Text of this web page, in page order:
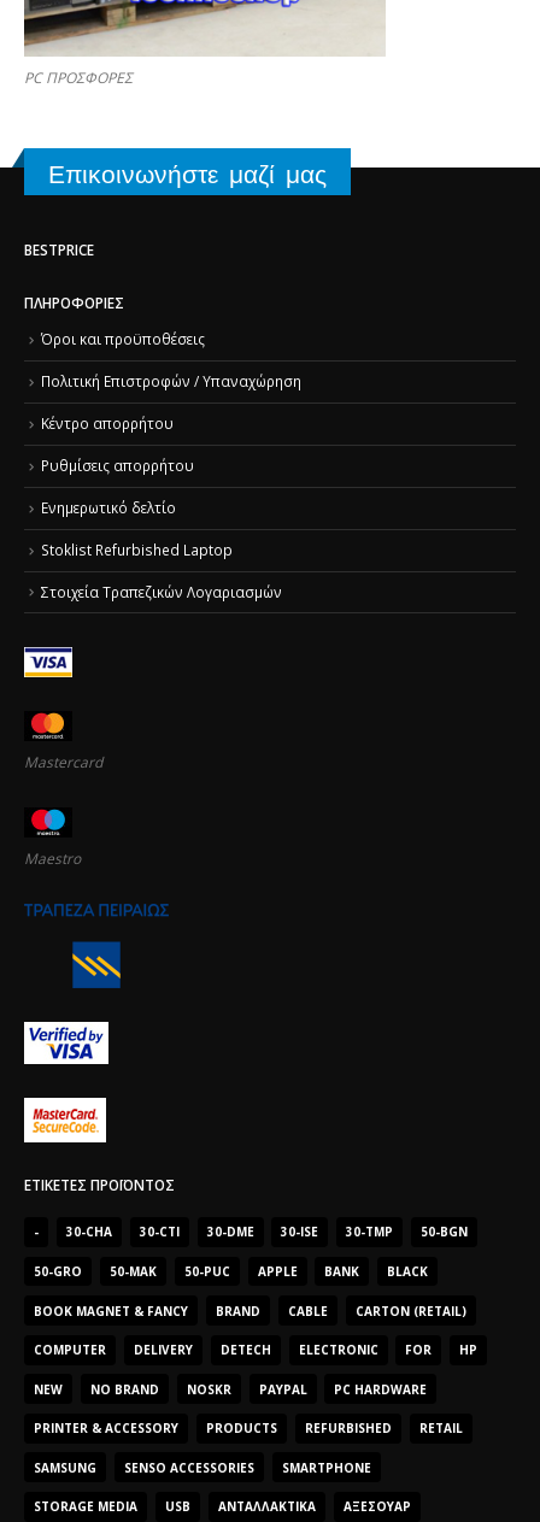
PC ΠΡΟΣΦΟΡΕΣ
Επικοινωνήστε μαζί μας
BESTPRICE
ΠΛΗΡΟΦΟΡΊΕΣ
Όροι και προϋποθέσεις
Πολιτική Επιστροφών / Υπαναχώρηση
Κέντρο απορρήτου
Ρυθμίσεις απορρήτου
Ενημερωτικό δελτίο
Stoklist Refurbished Laptop
Στοιχεία Τραπεζικών Λογαριασμών
Mastercard
Maestro
ΕΤΙΚΈΤΕΣ ΠΡΟΪΌΝΤΟΣ
- 30-CHA 30-CTI 30-DME 30-ISE 30-TMP 50-BGN
50-GRO 50-MAK 50-PUC APPLE BANK BLACK
BOOK MAGNET & FANCY BRAND CABLE CARTON (RETAIL)
COMPUTER DELIVERY DETECH ELECTRONIC FOR HP
NEW NO BRAND NOSKR PAYPAL PC HARDWARE
PRINTER & ACCESSORY PRODUCTS REFURBISHED RETAIL
SAMSUNG SENSO ACCESSORIES SMARTPHONE
STORAGE MEDIA USB ΑΝΤΑΛΛΑΚΤΙΚΆ ΑΞΕΣΟΥΆΡ